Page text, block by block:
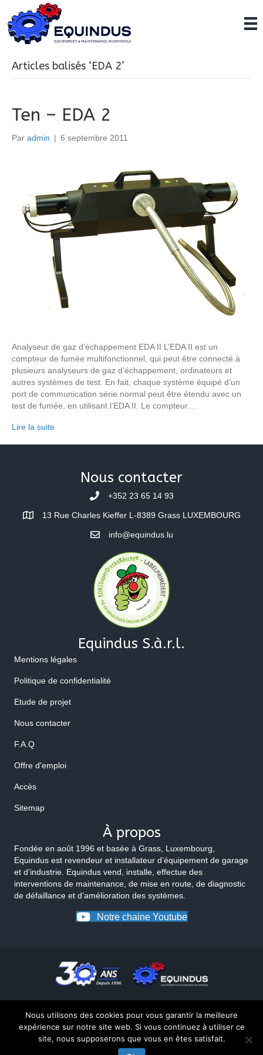
Articles balisés ‘EDA 2’
Ten – EDA 2
Par admin | 6 septembre 2011
Analyseur de gaz d’échappement EDA II L’EDA II est un
compteur de fumée multifonctionnel, qui peut être connecté à
plusieurs analyseurs de gaz d’échappement, ordinateurs et
autres systèmes de test. En fait, chaque système équipé d’un
port de communication série normal peut être étendu avec un
test de fumée, en utilisant l’EDA II. Le compteur…
Lire la suite
Nous contacter
+352 23 65 14 93
13 Rue Charles Kieffer L-8389 Grass LUXEMBOURG
info@equindus.lu
Equindus S.à.r.l.
Mentions légales
Politique de confidentialité
Etude de projet
Nous contacter
F.A.Q
Offre d'emploi
Accès
Sitemap
À propos
Fondée en août 1996 et basée à Grass, Luxembourg,
Equindus est revendeur et installateur d’équipement de garage
et d’industrie. Equindus vend, installe, effectue des
interventions de maintenance, de mise en route, de diagnostic
de défaillance et d’amélioration des systèmes.
Notre chaine Youtube
© 2026 Equindus
Nous utilisons des cookies pour vous garantir la meilleure
expérience sur notre site web. Si vous continuez à utiliser ce
site, nous supposerons que vous en êtes satisfait.